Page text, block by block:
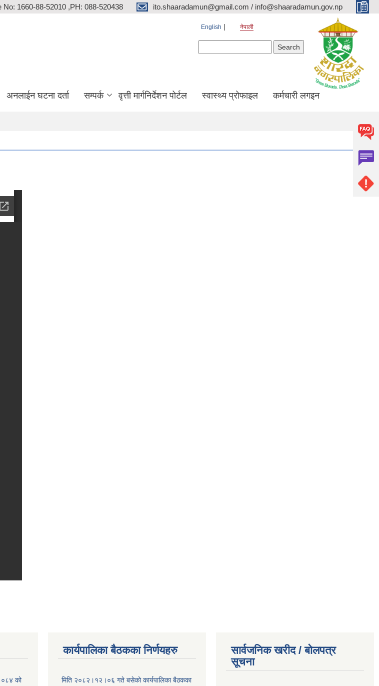
No: 1660-88-52010 ,PH: 088-520438 ito.shaaradamun@gmail.com / info@shaaradamun.gov.np
English नेपाली
अनलाईन घटना दर्ता सम्पर्क वृत्ती मार्गनिर्देशन पोर्टल स्वास्थ्य प्रोफाइल कर्मचारी लगइन
को
कार्यपालिका बैठकका निर्णयहरु
मिति २०८२।१२।०६ गते बसेको कार्यपालिका बैठकका
सार्वजनिक खरीद / बोलपत्र
सूचना